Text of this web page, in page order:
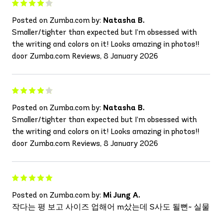
Posted on Zumba.com by: Natasha B.
Smaller/tighter than expected but I’m obsessed with
the writing and colors on it! Looks amazing in photos!!
door Zumba.com Reviews, 8 January 2026
Posted on Zumba.com by: Natasha B.
Smaller/tighter than expected but I’m obsessed with
the writing and colors on it! Looks amazing in photos!!
door Zumba.com Reviews, 8 January 2026
Posted on Zumba.com by: Mi Jung A.
작다는 평 보고 사이즈 업해어 m샀는데 S사도 될뻔~ 실물